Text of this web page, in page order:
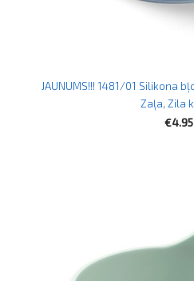
JAUNUMS!!! 1481/01 Silikona
Zaļa, Zila
€4.95